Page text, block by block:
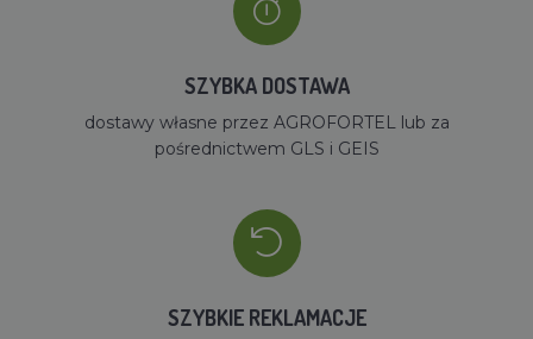
SZYBKA DOSTAWA
dostawy własne przez AGROFORTEL lub za
pośrednictwem GLS i GEIS
SZYBKIE REKLAMACJE